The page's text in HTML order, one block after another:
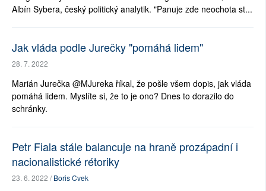
Albín Sybera, český politický analytik. "Panuje zde neochota st...
Jak vláda podle Jurečky "pomáhá lidem"
28. 7. 2022
Marián Jurečka @MJureka říkal, že pošle všem dopis, jak vláda
pomáhá lidem. Myslíte si, že to je ono? Dnes to dorazilo do
schránky.
Petr Fiala stále balancuje na hraně prozápadní i
nacionalistické rétoriky
23. 6. 2022 /Boris Cvek